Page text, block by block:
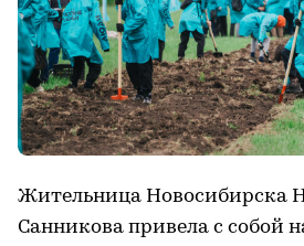
Жительница Новосибирска
Санникова привела с собой